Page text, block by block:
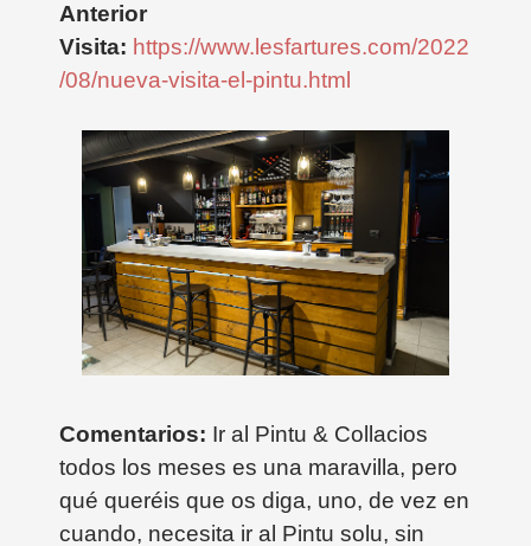
Anterior
Visita: https://www.lesfartures.com/2022
/08/nueva-visita-el-pintu.html
Comentarios: Ir al Pintu & Collacios
todos los meses es una maravilla, pero
qué queréis que os diga, uno, de vez en
cuando, necesita ir al Pintu solu, sin